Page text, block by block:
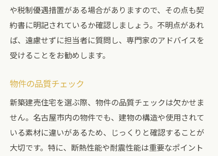
や税制優遇措置がある場合がありますので、その点も契
約書に明記されているか確認しましょう。不明点があれ
ば、遠慮せずに担当者に質問し、専門家のアドバイスを
受けることをお勧めします。
物件の品質チェック
新築建売住宅を選ぶ際、物件の品質チェックは欠かせま
せん。名古屋市内の物件でも、建物の構造や使用されて
いる素材に違いがあるため、じっくりと確認することが
大切です。特に、断熱性能や耐震性能は重要なポイント